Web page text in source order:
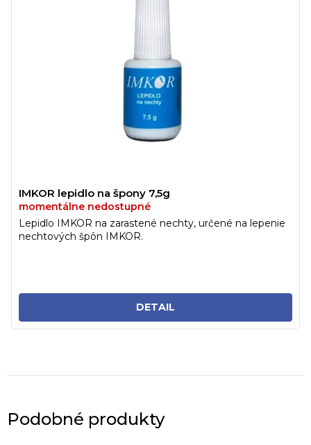
IMKOR lepidlo na špony 7,5g
momentálne nedostupné
DETAIL
Lepidlo IMKOR na zarastené nechty, určené na lepenie
nechtových špôn IMKOR.
Podobné produkty